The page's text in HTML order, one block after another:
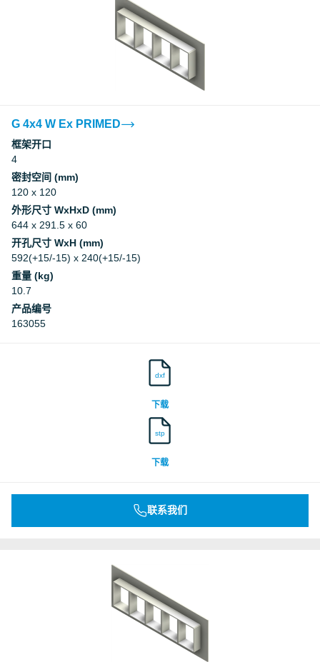
G 4x4 W Ex PRIMED
框架开口
4
密封空间 (mm)
120 x 120
外形尺寸 WxHxD (mm)
644 x 291.5 x 60
开孔尺寸 WxH (mm)
592(+15/-15) x 240(+15/-15)
重量 (kg)
10.7
产品编号
163055
dxf
下载
stp
下载
联系我们